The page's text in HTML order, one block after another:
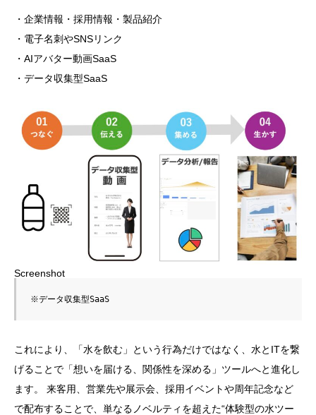
・企業情報・採用情報・製品紹介
・電子名刺やSNSリンク
・AIアバター動画SaaS
・データ収集型SaaS
Screenshot
※データ収集型SaaS
これにより、「水を飲む」という行為だけではなく、水とITを繋
げることで「想いを届ける、関係性を深める」ツールへと進化し
ます。 来客用、営業先や展示会、採用イベントや周年記念など
で配布することで、単なるノベルティを超えた“体験型の水ツー